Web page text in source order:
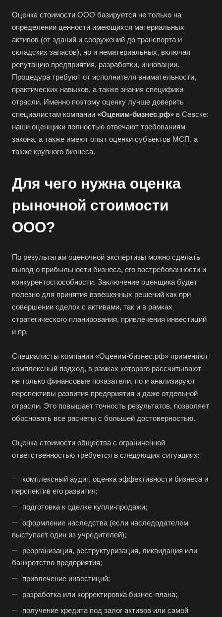
Оценка стоимости ООО базируется не только на
определении ценности имеющихся материальных
активов (от зданий и сооружений до транспорта и
складских запасов), но и нематериальных, включая
репутацию предприятия, разработки, инновации.
Процедура требуют от исполнителя внимательности,
практических навыков, а также знания специфики
отрасли. Именно поэтому оценку лучше доверить
специалистам компании «Оценим-бизнес.рф» в Севске:
наши оценщики полностью отвечают требованиям
закона, а также имеют опыт оценки субъектов МСП, а
также крупного бизнеса.
Для чего нужна оценка
рыночной стоимости
ООО?
По результатам оценочной экспертизы можно сделать
вывод о прибыльности бизнеса, его востребованности и
конкурентоспособности. Заключение оценщика будет
полезно для принятия взвешенных решений как при
совершении сделок с активами, так и в рамках
стратегического планирования, привлечения инвестиций
и пр.
Специалисты компании «Оценим-бизнес.рф» применяют
комплексный подход, в рамках которого рассчитывают
не только финансовые показатели, по и анализируют
перспективы развития предприятия и даже отдельной
отрасли. Это повышает точность результатов, позволяет
обосновать все расчеты с большей достоверностью.
Оценка стоимости общества с ограниченной
ответственностью требуется в следующих ситуациях:
комплексный аудит, оценка эффективности бизнеса и
перспектив его развития;
подготовка к сделке купли-продажи;
оформление наследства (если наследодателем
выступает один из учредителей);
реорганизация, реструктуризация, ликвидация или
банкротство предприятия;
привлечение инвестиций;
разработка или корректировка бизнес-плана;
получение кредита под залог активов или самой